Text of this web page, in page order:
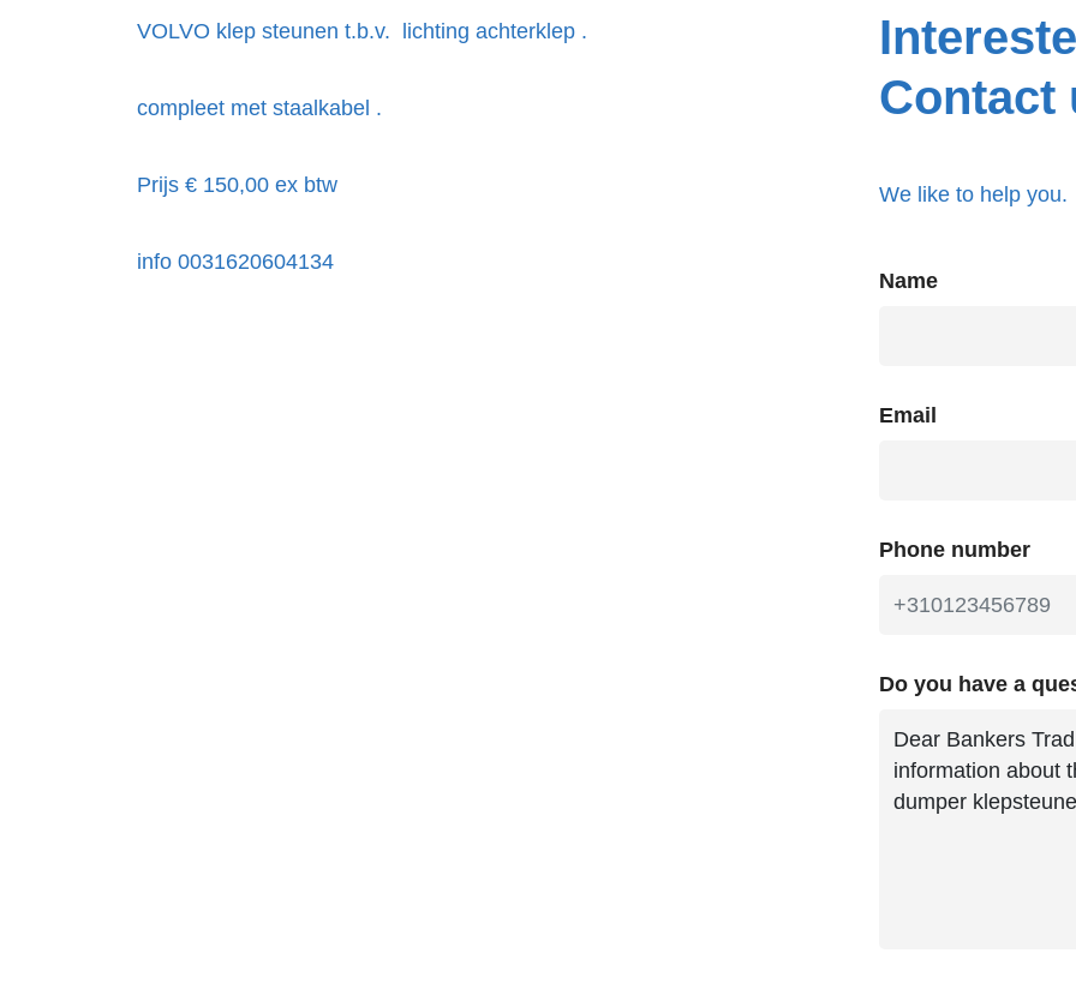
VOLVO klep steunen t.b.v. lichting achterklep .
compleet met staalkabel .
Prijs € 150,00 ex btw
info 0031620604134
Contact
We like to help you.
Name
Email
Phone number
Do you have a